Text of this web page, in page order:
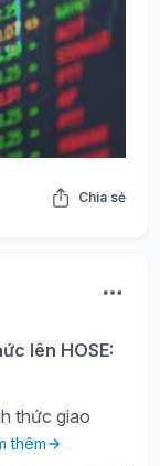
Chia sẻ
lên HOSE:
thức giao
thêm